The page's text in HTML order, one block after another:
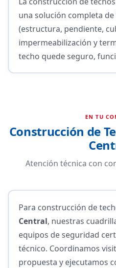
una solución completa
(estructura, pendiente,
impermeabilización y
techo quede seguro,
EN TU
Construcción de
Atención técnica con
Para construcción de
Central, nuestras
equipos de seguridad
técnico. Coordinamos
propuesta y ejecutamos